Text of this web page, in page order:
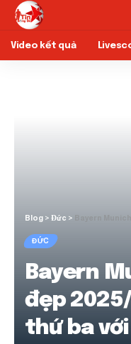
Video kết quả
Blog > Đức >
ĐỨC
Bayern
đẹp
thứ ba